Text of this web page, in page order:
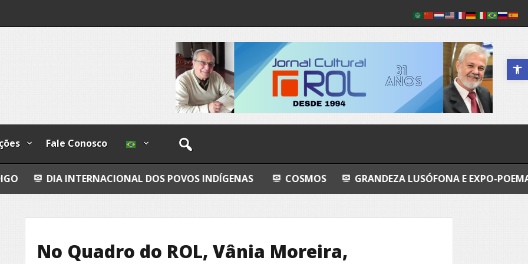
Abrir a
Fale Conosco
INTERNACIONAL DOS POVOS INDÍGENAS COSMOS GRANDEZA LUSÓFONA E EXPO-POEMAS FLY
No Quadro do ROL, Vânia Moreira,